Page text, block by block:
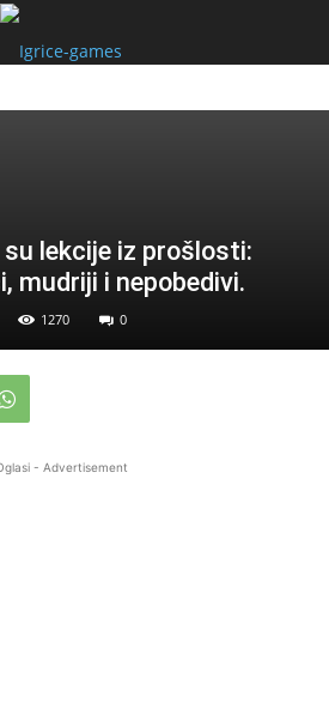
su lekcije iz prošlosti:
mudriji i nepobedivi.
1270 0
- Advertisement